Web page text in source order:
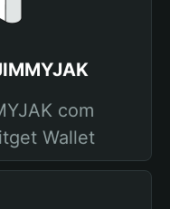
com
Wallet